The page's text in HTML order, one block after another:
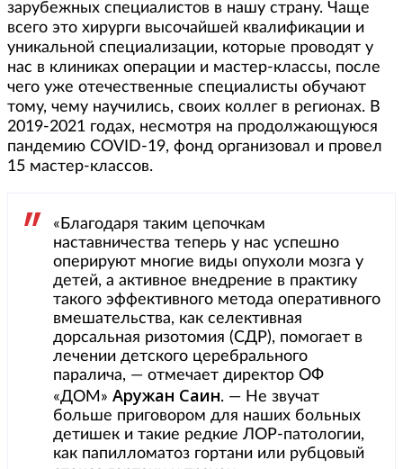
зарубежных специалистов в нашу страну. Чаще
всего это хирурги высочайшей квалификации и
уникальной специализации, которые проводят у
нас в клиниках операции и мастер-классы, после
чего уже отечественные специалисты обучают
тому, чему научились, своих коллег в регионах. В
2019-2021 годах, несмотря на продолжающуюся
пандемию COVID-19, фонд организовал и провел
15 мастер-классов.
«Благодаря таким цепочкам
наставничества теперь у нас успешно
оперируют многие виды опухоли мозга у
детей, а активное внедрение в практику
такого эффективного метода оперативного
вмешательства, как селективная
дорсальная ризотомия (СДР), помогает в
лечении детского церебрального
паралича, — отмечает директор ОФ
«ДОМ» Аружан Саин. — Не звучат
больше приговором для наших больных
детишек и такие редкие ЛОР-патологии,
как папилломатоз гортани или рубцовый